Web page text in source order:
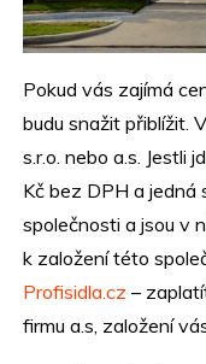
Pokud vás zajímá
budu snažit přiblížit.
s.r.o. nebo a.s. Jestli
Kč bez DPH a jedná
společnosti a jsou v
k založení této
Profisidla.cz –
firmu a.s, založení